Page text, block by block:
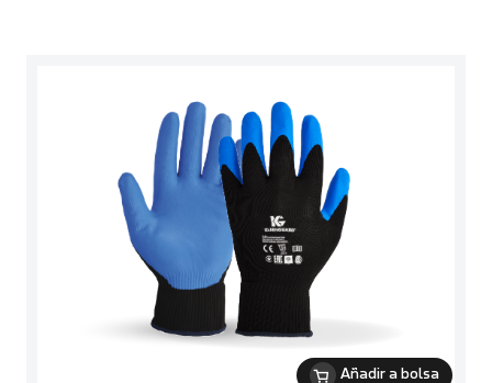
Añadir a bolsa